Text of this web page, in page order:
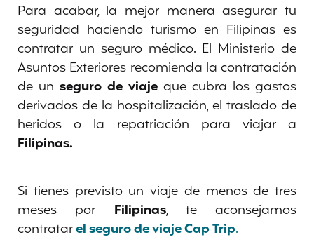
Para acabar, la mejor manera asegurar tu
seguridad haciendo turismo en Filipinas es
contratar un seguro médico. El Ministerio de
Asuntos Exteriores recomienda la contratación
de un seguro de viaje que cubra los gastos
derivados de la hospitalización, el traslado de
heridos o la repatriación para viajar a
Filipinas.
Si tienes previsto un viaje de menos de tres
meses por Filipinas, te aconsejamos
contratarel seguro de viaje Cap Trip.